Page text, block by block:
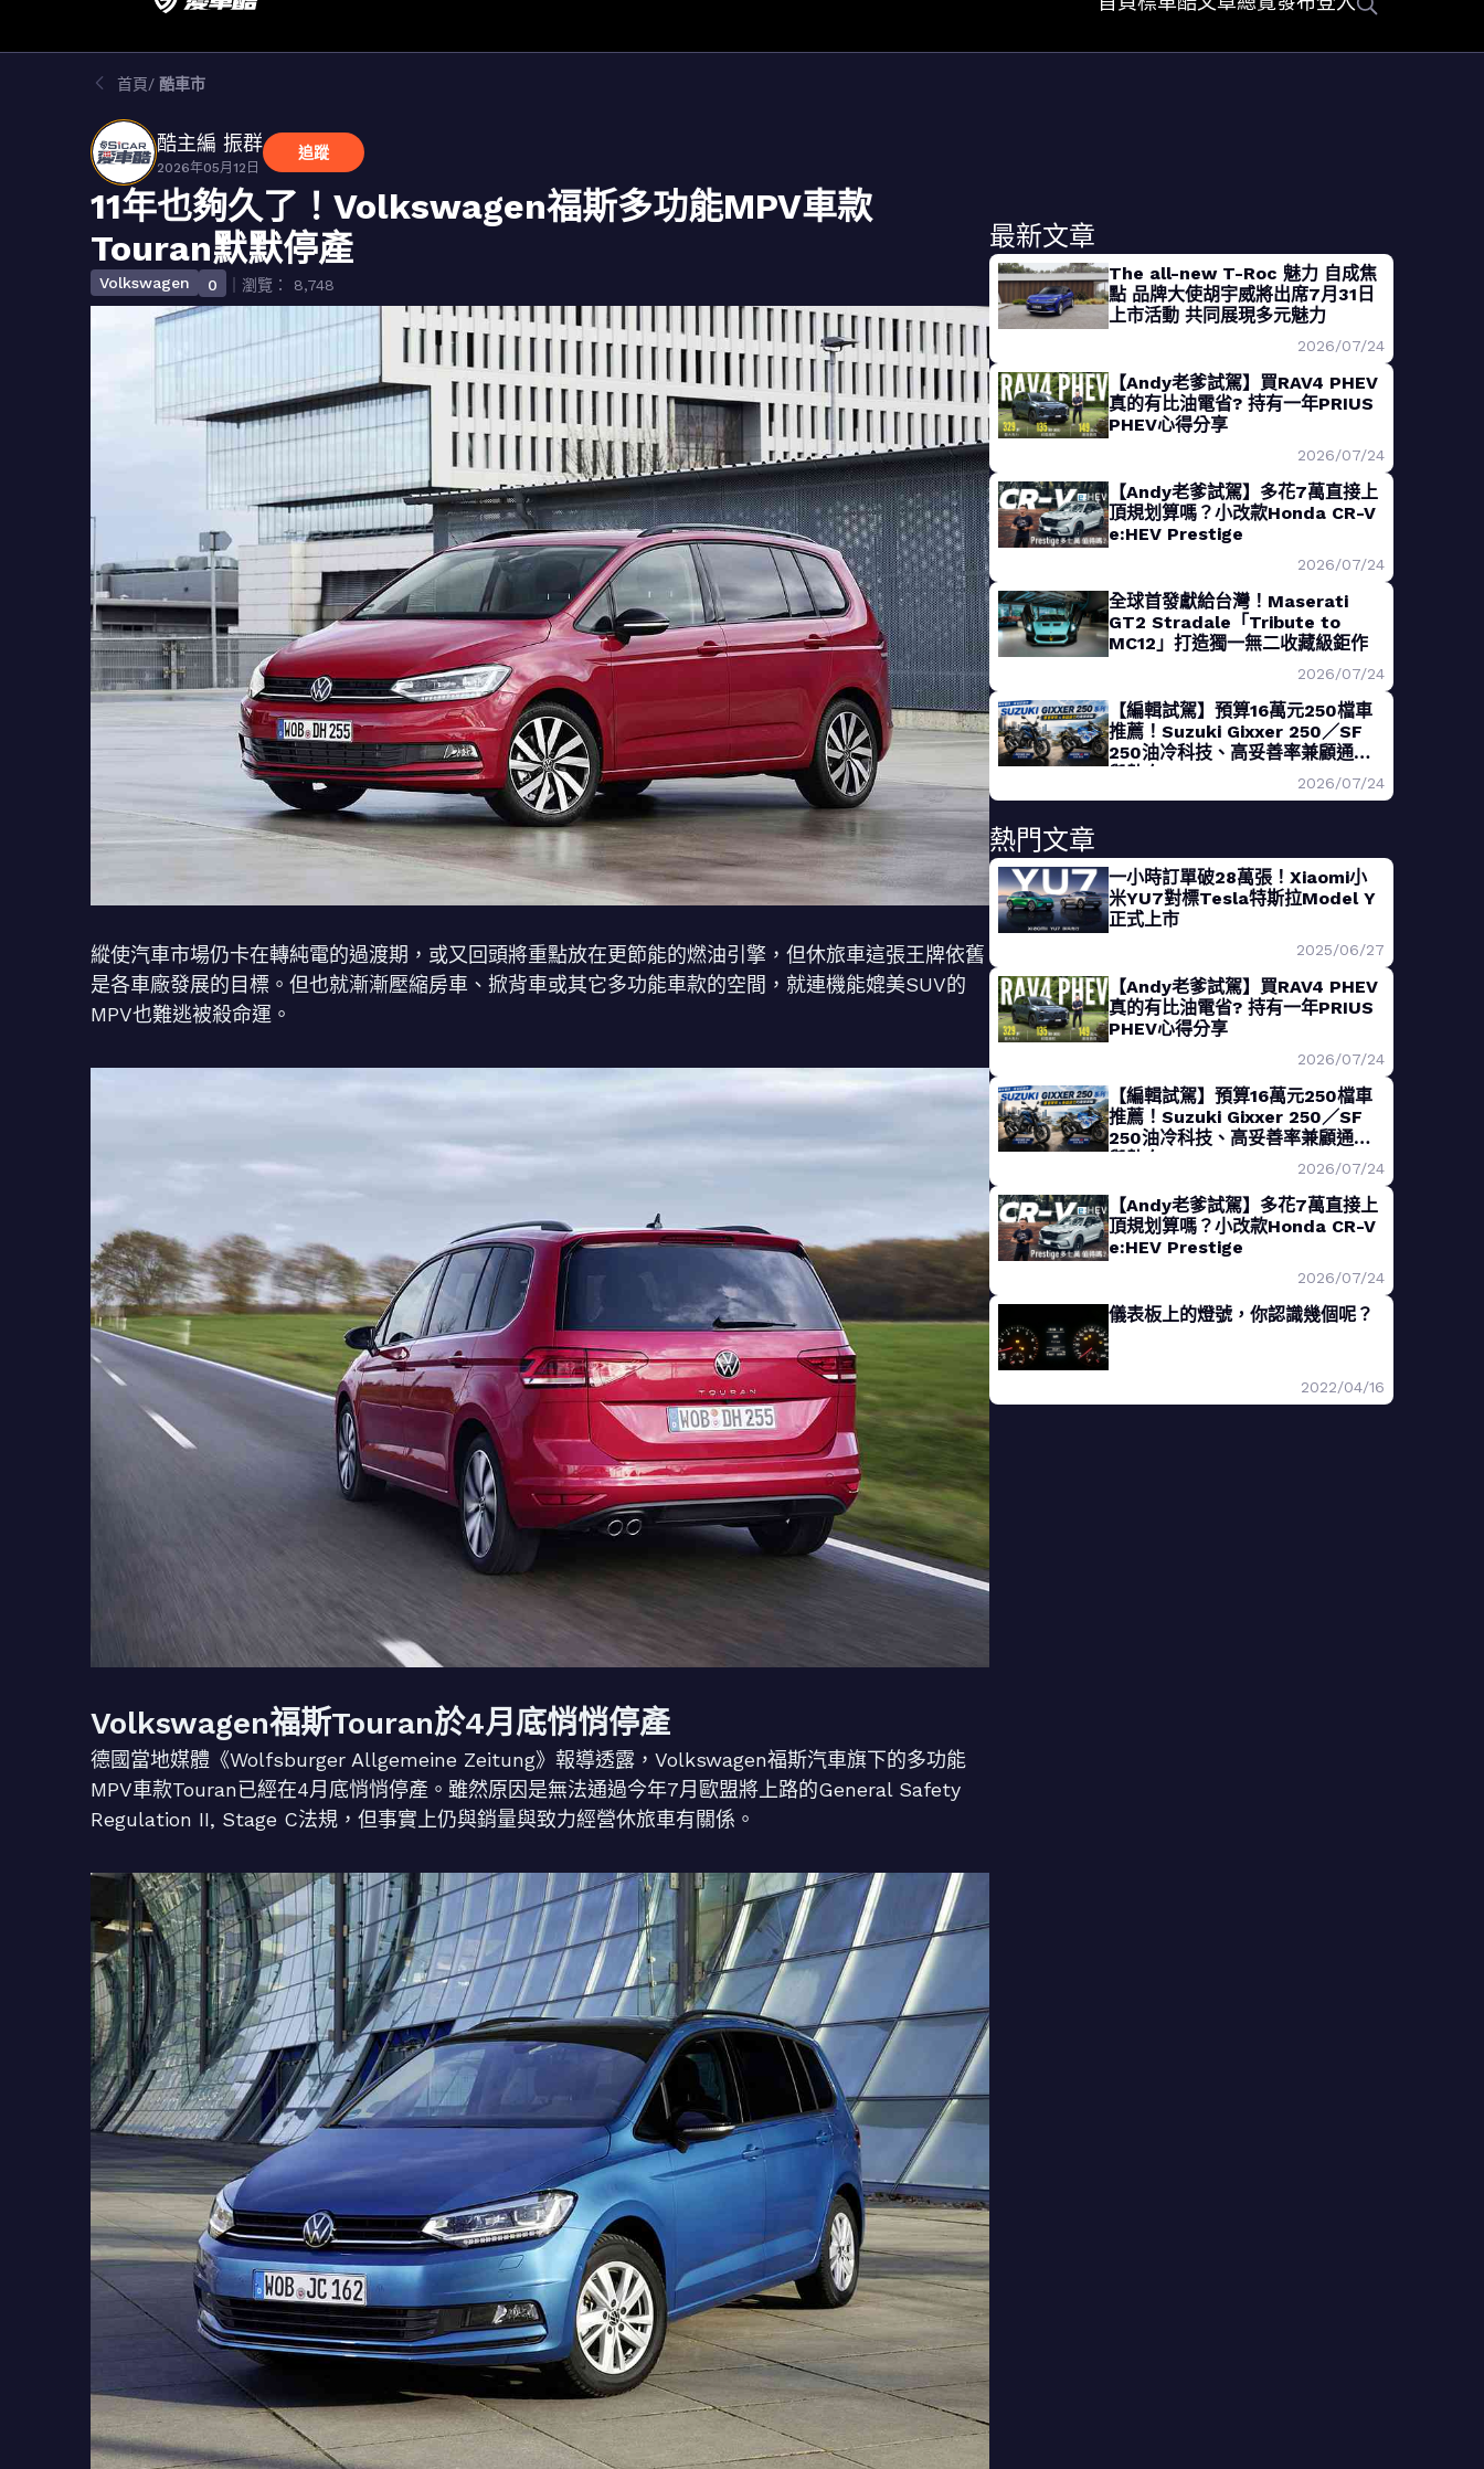
首頁 酷車市
酷主編 振群
2026年05月12日
追蹤
11年也夠久了！Volkswagen福斯多功能MPV車款
Touran默默停產
Volkswagen 0 ｜瀏覽： 8,748
縱使汽車市場仍卡在轉純電的過渡期，或又回頭將重點放在更節能的燃油引擎，但休旅車這張王牌依舊
是各車廠發展的目標。但也就漸漸壓縮房車、掀背車或其它多功能車款的空間，就連機能媲美SUV的
MPV也難逃被殺命運。
Volkswagen福斯Touran於4月底悄悄停產
德國當地媒體《Wolfsburger Allgemeine Zeitung》報導透露，Volkswagen福斯汽車旗下的多功能
MPV車款Touran已經在4月底悄悄停產。雖然原因是無法通過今年7月歐盟將上路的General Safety
Regulation II, Stage C法規，但事實上仍與銷量與致力經營休旅車有關係。
最新文章
The all-new T-Roc 魅力 自成焦
點 品牌大使胡宇威將出席7月31日
上市活動 共同展現多元魅力
2026/07/24
【Andy老爹試駕】買RAV4 PHEV
真的有比油電省? 持有一年PRIUS
PHEV心得分享
2026/07/24
【Andy老爹試駕】多花7萬直接上
頂規划算嗎？小改款Honda CR-V
e:HEV Prestige
2026/07/24
全球首發獻給台灣！Maserati
GT2 Stradale「Tribute to
MC12」打造獨一無二收藏級鉅作
2026/07/24
【編輯試駕】預算16萬元250檔車
推薦！Suzuki Gixxer 250／SF
250油冷科技、高妥善率兼顧通勤
與熱血
2026/07/24
熱門文章
一小時訂單破28萬張！Xiaomi小
米YU7對標Tesla特斯拉Model Y
正式上市
2025/06/27
【Andy老爹試駕】買RAV4 PHEV
真的有比油電省? 持有一年PRIUS
PHEV心得分享
2026/07/24
【編輯試駕】預算16萬元250檔車
推薦！Suzuki Gixxer 250／SF
250油冷科技、高妥善率兼顧通勤
與熱血
2026/07/24
【Andy老爹試駕】多花7萬直接上
頂規划算嗎？小改款Honda CR-V
e:HEV Prestige
2026/07/24
儀表板上的燈號，你認識幾個呢？
2022/04/16